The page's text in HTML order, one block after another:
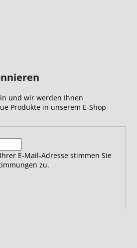
und wir werden Ihnen
Produkte in unserem E-Shop
E-Mail-Adresse stimmen Sie
zu.